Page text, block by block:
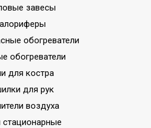
завесы
обогреватели
обогреватели
для костра
для рук
воздуха